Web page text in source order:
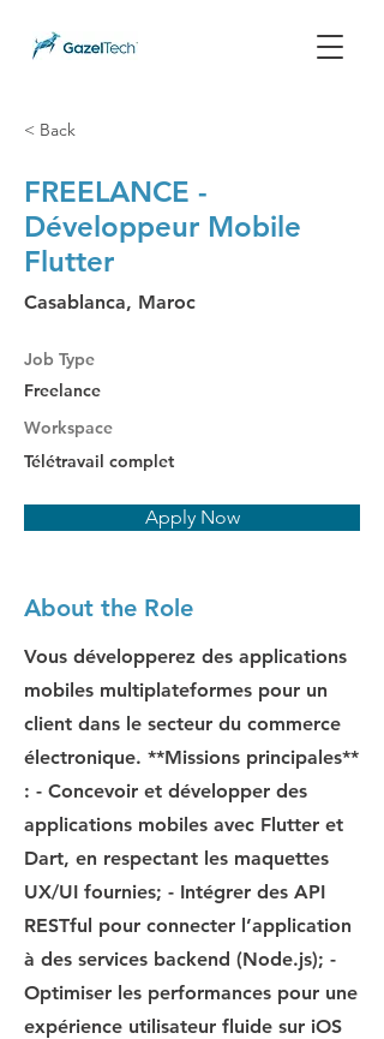
< Back
FREELANCE -
Développeur Mobile
Flutter
Casablanca, Maroc
Job Type
Freelance
Workspace
Télétravail complet
Apply Now
About the Role
Vous développerez des applications
mobiles multiplateformes pour un
client dans le secteur du commerce
électronique. **Missions principales**
: - Concevoir et développer des
applications mobiles avec Flutter et
Dart, en respectant les maquettes
UX/UI fournies; - Intégrer des API
RESTful pour connecter l’application
à des services backend (Node.js); -
Optimiser les performances pour une
expérience utilisateur fluide sur iOS